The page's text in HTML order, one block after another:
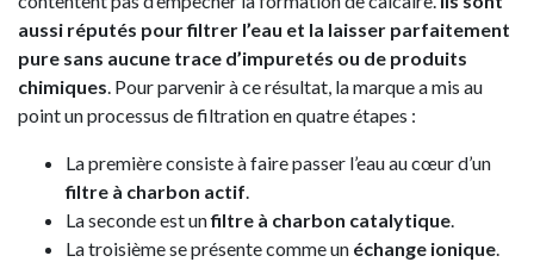
aussi réputés pour filtrer l’eau et la laisser parfaitement
pure sans aucune trace d’impuretés ou de produits
chimiques. Pour parvenir à ce résultat, la marque a mis au
point un processus de filtration en quatre étapes :
La première consiste à faire passer l’eau au cœur d’un
filtre à charbon actif.
La seconde est unfiltre à charbon catalytique.
La troisième se présente comme un échange ionique.